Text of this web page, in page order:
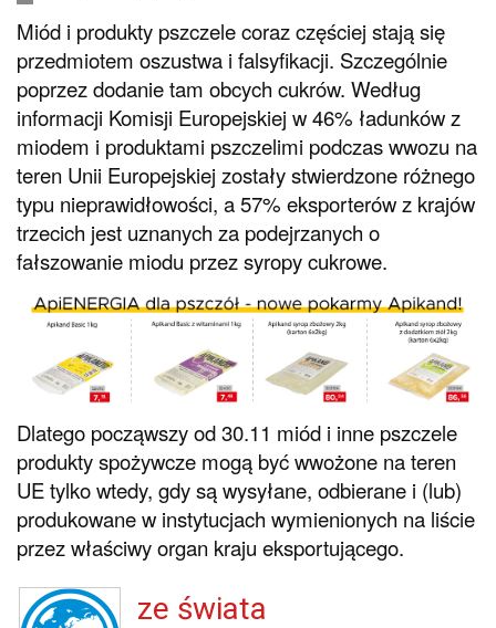
Miód i produkty pszczele coraz częściej stają się
przedmiotem oszustwa i falsyfikacji. Szczególnie
poprzez dodanie tam obcych cukrów. Według
informacji Komisji Europejskiej w 46% ładunków z
miodem i produktami pszczelimi podczas wwozu na
teren Unii Europejskiej zostały stwierdzone różnego
typu nieprawidłowości, a 57% eksporterów z krajów
trzecich jest uznanych za podejrzanych o
fałszowanie miodu przez syropy cukrowe.
Dlatego począwszy od 30.11 miód i inne pszczele
produkty spożywcze mogą być wwożone na teren
UE tylko wtedy, gdy są wysyłane, odbierane i (lub)
produkowane w instytucjach wymienionych na liście
przez właściwy organ kraju eksportującego.
ze świata